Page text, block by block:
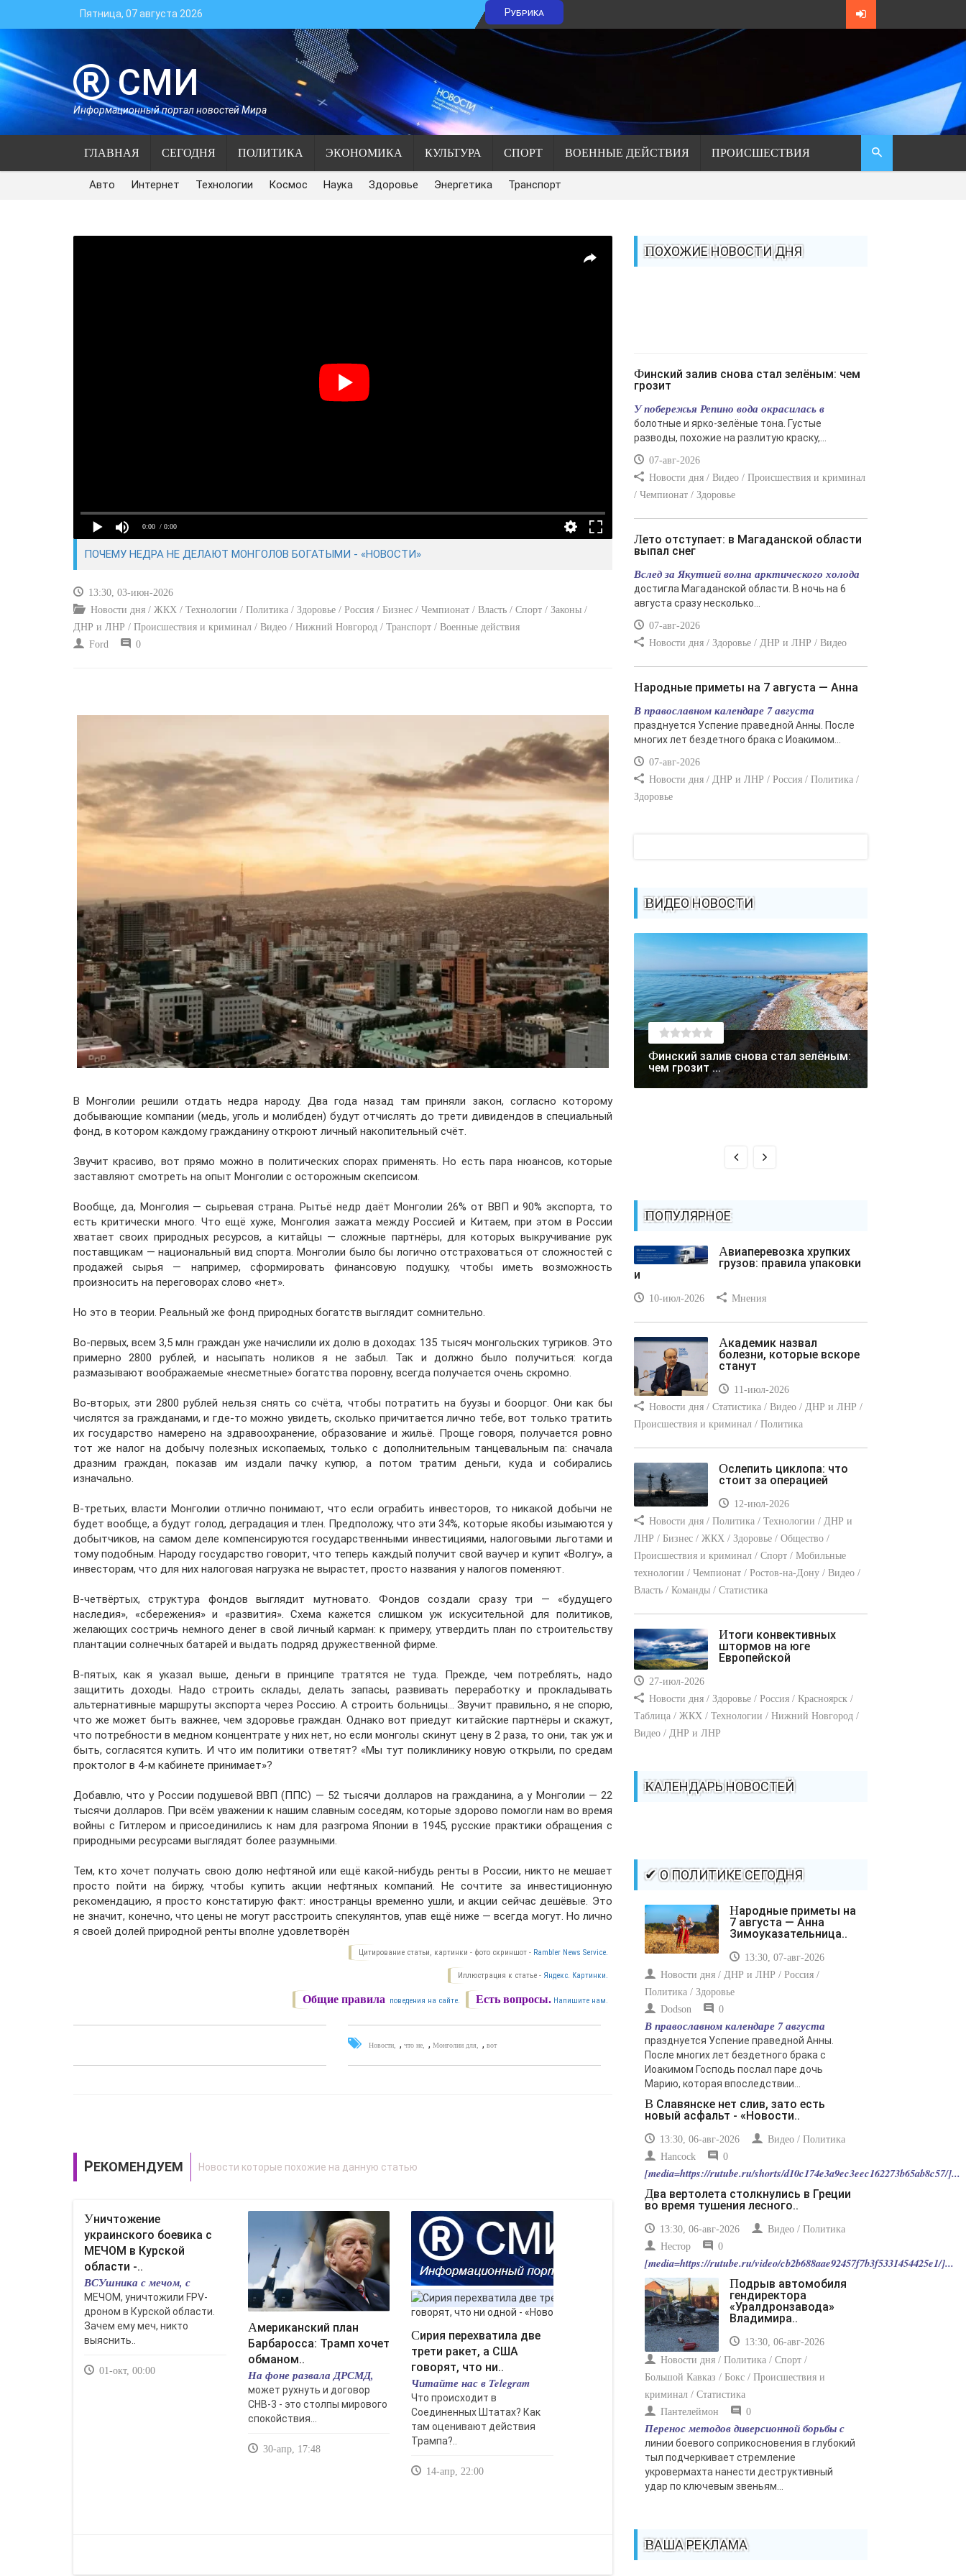
Пятница, 07 августа 2026 Рубрика
СМИ
Информационный портал новостей Мира
ГЛАВНАЯ СЕГОДНЯ ПОЛИТИКА ЭКОНОМИКА КУЛЬТУРА СПОРТ ВОЕННЫЕ ДЕЙСТВИЯ ПРОИСШЕСТВИЯ
Авто Интернет Технологии Космос Наука Здоровье Энергетика Транспорт
0:00 / 0:00
ПОЧЕМУ НЕДРА НЕ ДЕЛАЮТ МОНГОЛОВ БОГАТЫМИ - «НОВОСТИ»
13:30, 03-июн-2026
Новости дня / ЖКХ / Технологии / Политика / Здоровье / Россия / Бизнес / Чемпионат / Власть / Спорт / Законы /
ДНР и ЛНР / Происшествия и криминал / Видео / Нижний Новгород / Транспорт / Военные действия
Ford
0
В Монголии решили отдать недра народу. Два года назад там приняли закон, согласно которому
добывающие компании (медь, уголь и молибден) будут отчислять до трети дивидендов в специальный
фонд, в котором каждому гражданину откроют личный накопительный счёт.
Звучит красиво, вот прямо можно в политических спорах применять. Но есть пара нюансов, которые
заставляют смотреть на опыт Монголии с осторожным скепсисом.
Вообще, да, Монголия — сырьевая страна. Рытьё недр даёт Монголии 26% от ВВП и 90% экспорта, то
есть критически много. Что ещё хуже, Монголия зажата между Россией и Китаем, при этом в России
хватает своих природных ресурсов, а китайцы — сложные партнёры, для которых выкручивание рук
поставщикам — национальный вид спорта. Монголии было бы логично отстраховаться от сложностей с
продажей сырья — например, сформировать финансовую подушку, чтобы иметь возможность
произносить на переговорах слово «нет».
Но это в теории. Реальный же фонд природных богатств выглядит сомнительно.
Во-первых, всем 3,5 млн граждан уже начислили их долю в доходах: 135 тысяч монгольских тугриков. Это
примерно 2800 рублей, и насыпать ноликов я не забыл. Так и должно было получиться: когда
размазывают воображаемые «несметные» богатства поровну, всегда получается очень скромно.
Во-вторых, эти 2800 рублей нельзя снять со счёта, чтобы потратить на буузы и боорцог. Они как бы
числятся за гражданами, и где-то можно увидеть, сколько причитается лично тебе, вот только тратить
их государство намерено на здравоохранение, образование и жильё. Проще говоря, получается ровно
тот же налог на добычу полезных ископаемых, только с дополнительным танцевальным па: сначала
дразним граждан, показав им издали пачку купюр, а потом тратим деньги, куда и собирались
изначально.
В-третьих, власти Монголии отлично понимают, что если ограбить инвесторов, то никакой добычи не
будет вообще, а будут голод, деградация и тлен. Предположу, что эти 34%, которые якобы изымаются у
добытчиков, на самом деле компенсируются государственными инвестициями, налоговыми льготами и
тому подобным. Народу государство говорит, что теперь каждый получит свой ваучер и купит «Волгу», а
инвесторам, что для них налоговая нагрузка не вырастет, просто названия у налогов поменяют.
В-четвёртых, структура фондов выглядит мутновато. Фондов создали сразу три — «будущего
наследия», «сбережения» и «развития». Схема кажется слишком уж искусительной для политиков,
желающих состричь немного денег в свой личный карман: к примеру, утвердить план по строительству
плантации солнечных батарей и выдать подряд дружественной фирме.
В-пятых, как я указал выше, деньги в принципе тратятся не туда. Прежде, чем потреблять, надо
защитить доходы. Надо строить склады, делать запасы, развивать переработку и прокладывать
альтернативные маршруты экспорта через Россию. А строить больницы… Звучит правильно, я не спорю,
что же может быть важнее, чем здоровье граждан. Однако вот приедут китайские партнёры и скажут,
что потребности в медном концентрате у них нет, но если монголы скинут цену в 2 раза, то они, так уж и
быть, согласятся купить. И что им политики ответят? «Мы тут поликлинику новую открыли, по средам
проктолог в 4-м кабинете принимает»?
Добавлю, что у России подушевой ВВП (ППС) — 52 тысячи долларов на гражданина, а у Монголии — 22
тысячи долларов. При всём уважении к нашим славным соседям, которые здорово помогли нам во время
войны с Гитлером и присоединились к нам для разгрома Японии в 1945, русские практики обращения с
природными ресурсами выглядят более разумными.
Тем, кто хочет получать свою долю нефтяной или ещё какой-нибудь ренты в России, никто не мешает
просто пойти на биржу, чтобы купить акции нефтяных компаний. Не сочтите за инвестиционную
рекомендацию, я просто констатирую факт: иностранцы временно ушли, и акции сейчас дешёвые. Это
не значит, конечно, что цены не могут расстроить спекулянтов, упав ещё ниже — всегда могут. Но лично
я своей долей природной ренты вполне удовлетворён
Цитирование статьи, картинки - фото скриншот - Rambler News Service.
Иллюстрация к статье - Яндекс. Картинки.
Есть вопросы. Напишите нам.
Общие правила поведения на сайте.
Новости ,что не ,Монголии для ,вот
РЕКОМЕНДУЕМ
Уничтожение
украинского боевика с
МЕЧОМ в Курской
области -..
ВСУшника с мечом, с
МЕЧОМ, уничтожили FPV-
дроном в Курской области.
Зачем ему меч, никто
выяснить..
01-окт, 00:00
Американский план
Барбаросса: Трамп хочет
обманом..
На фоне развала ДРСМД,
может рухнуть и договор
СНВ-3 - это столпы мирового
спокойствия...
30-апр, 17:48
Сирия перехватила две
трети ракет, а США
говорят, что ни..
Читайте нас в Telegram
Что происходит в
Соединенных Штатах? Как
там оценивают действия
Трампа?..
14-апр, 22:00
ПОХОЖИЕ НОВОСТИ ДНЯ
Финский залив снова стал зелёным: чем
грозит
У побережья Репино вода окрасилась в
болотные и ярко-зелёные тона. Густые
разводы, похожие на разлитую краску,...
07-авг-2026
Новости дня / Видео / Происшествия и криминал
/ Чемпионат / Здоровье
Лето отступает: в Магаданской области
выпал снег
Вслед за Якутией волна арктического холода
достигла Магаданской области. В ночь на 6
августа сразу несколько...
07-авг-2026
Новости дня / Здоровье / ДНР и ЛНР / Видео
Народные приметы на 7 августа — Анна
В православном календаре 7 августа
празднуется Успение праведной Анны. После
многих лет бездетного брака с Иоакимом...
07-авг-2026
Новости дня / ДНР и ЛНР / Россия / Политика /
Здоровье
ВИДЕО НОВОСТИ
Финский залив снова стал зелёным:
чем грозит ...
ПОПУЛЯРНОЕ
Авиаперевозка хрупких
грузов: правила упаковки
и
10-июл-2026 Мнения
Академик назвал
болезни, которые вскоре
станут
11-июл-2026
Новости дня / Статистика / Видео / ДНР и ЛНР /
Происшествия и криминал / Политика
Ослепить циклопа: что
стоит за операцией
12-июл-2026
Новости дня / Политика / Технологии / ДНР и
ЛНР / Бизнес / ЖКХ / Здоровье / Общество /
Происшествия и криминал / Спорт / Мобильные
технологии / Чемпионат / Ростов-на-Дону / Видео /
Власть / Команды / Статистика
Итоги конвективных
штормов на юге
Европейской
27-июл-2026
Новости дня / Здоровье / Россия / Красноярск /
Таблица / ЖКХ / Технологии / Нижний Новгород /
Видео / ДНР и ЛНР
КАЛЕНДАРЬ НОВОСТЕЙ
✔ О ПОЛИТИКЕ СЕГОДНЯ
Народные приметы на
7 августа — Анна
Зимоуказательница..
13:30, 07-авг-2026
Новости дня / ДНР и ЛНР / Россия /
Политика / Здоровье
Dodson
0
В православном календаре 7 августа
празднуется Успение праведной Анны.
После многих лет бездетного брака с
Иоакимом Господь послал паре дочь
Марию, которая впоследствии...
В Славянске нет слив, зато есть
новый асфальт - «Новости..
13:30, 06-авг-2026
Видео / Политика
Hancock
0
[media=https://rutube.ru/shorts/d10c174e3a9ec3eec162273b65ab8c57/]...
Два вертолета столкнулись в Греции
во время тушения лесного..
13:30, 06-авг-2026
Видео / Политика
Нестор
0
[media=https://rutube.ru/video/cb2b688aae92457f7b3f5331454425e1/]...
Подрыв автомобиля
гендиректора
«Уралдронзавода»
Владимира..
13:30, 06-авг-2026
Новости дня / Политика / Спорт /
Большой Кавказ / Бокс / Происшествия и
криминал / Статистика
Пантелеймон
0
Перенос методов диверсионной борьбы с
линии боевого соприкосновения в глубокий
тыл подчеркивает стремление
укровермахта нанести деструктивный
удар по ключевым звеньям...
ВАША РЕКЛАМА